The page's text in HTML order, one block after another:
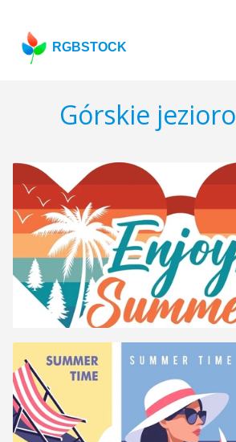
RGBSTOCK
Górskie jezioro